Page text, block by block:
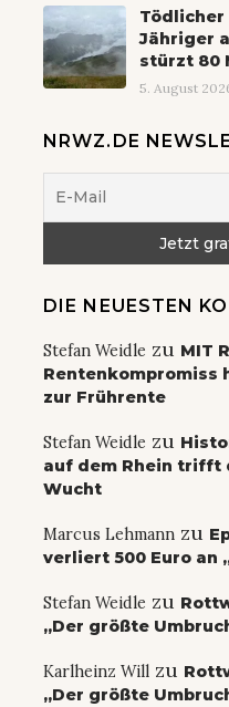
Tödlicher
Jähriger
stürzt 80
5. August
NRWZ.DE
DIE NEUESTEN
Stefan Weidle zu MIT
Rentenkompromiss
zur Frührente
Stefan Weidle zu
auf dem Rhein
Wucht
Marcus Lehmann zu
verliert 500 Euro an
Stefan Weidle zu
„Der größte
Karlheinz Will zu
„Der größte